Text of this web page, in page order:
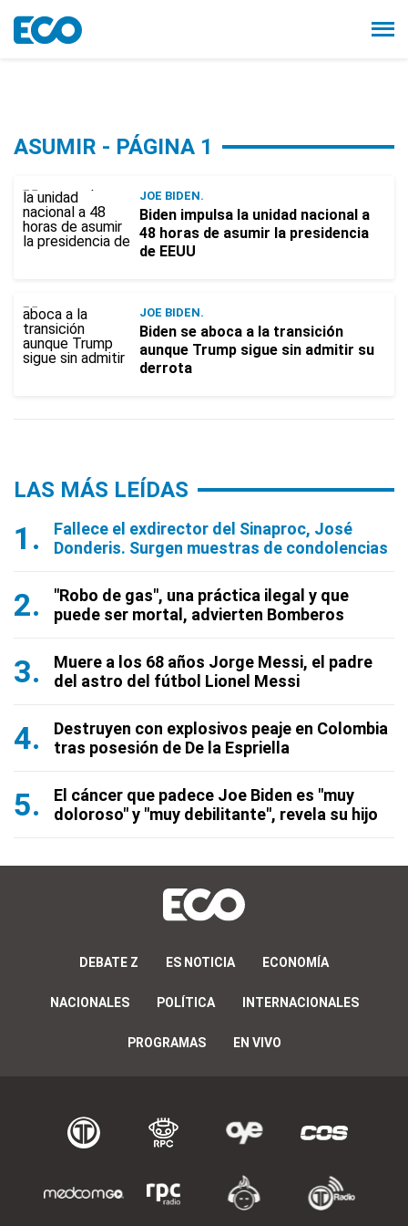
ASUMIR - PÁGINA 1
JOE BIDEN.
Biden impulsa la unidad nacional a
48 horas de asumir la presidencia
de EEUU
JOE BIDEN.
Biden se aboca a la transición
aunque Trump sigue sin admitir su
derrota
LAS MÁS LEÍDAS
Fallece el exdirector del Sinaproc, José
Donderis. Surgen muestras de condolencias
"Robo de gas", una práctica ilegal y que
puede ser mortal, advierten Bomberos
Muere a los 68 años Jorge Messi, el padre
del astro del fútbol Lionel Messi
Destruyen con explosivos peaje en Colombia
tras posesión de De la Espriella
El cáncer que padece Joe Biden es "muy
doloroso" y "muy debilitante", revela su hijo
DEBATE Z ES NOTICIA ECONOMÍA
NACIONALES POLÍTICA INTERNACIONALES
PROGRAMAS EN VIVO